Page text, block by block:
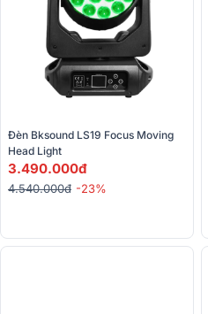
Đèn Bksound LS19 Focus Moving
3.490.000đ
4.540.000đ -23%